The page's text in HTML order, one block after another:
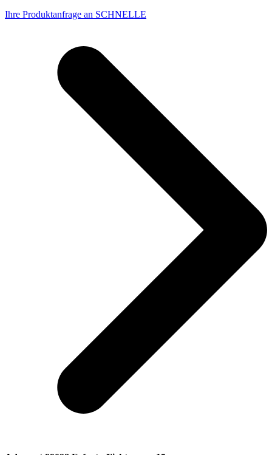
Ihre Produktanfrage an SCHNELLE